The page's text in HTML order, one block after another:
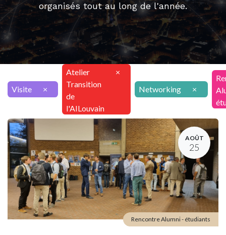
organisés tout au long de l'année.
Visite ×
Atelier
Transition
de
l'AILouvain
×
Networking
×
AOÛT
25
Rencontre Alumni - étudiants